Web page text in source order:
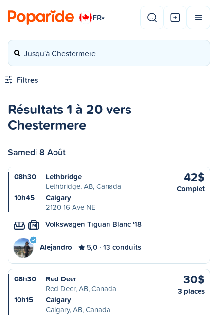
FR▾
Jusqu'à Chestermere
Filtres
Résultats 1 à 20 vers
Chestermere
Samedi 8 Août
08h30
Lethbridge
Lethbridge, AB, Canada
10h45
Calgary
2120 16 Ave NE
42$
Complet
M Volkswagen Tiguan Blanc '18
Alejandro 5,0 13 conduits
08h30
Red Deer
Red Deer, AB, Canada
10h15
Calgary
Calgary, AB, Canada
30$
3 places